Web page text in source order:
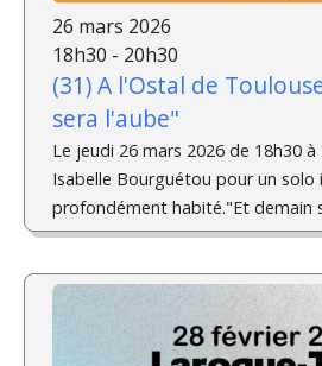
26 mars 2026
18h30 - 20h30
(31) A l'Ostal de
sera l'aube"
Le jeudi 26 mars 2026 de 18h30
Isabelle Bourguétou pour un
profondément habité."Et demain